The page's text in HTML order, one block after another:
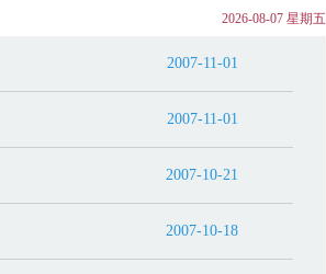
2026-08-07 星期五
2007-11-01
2007-11-01
2007-10-21
2007-10-18